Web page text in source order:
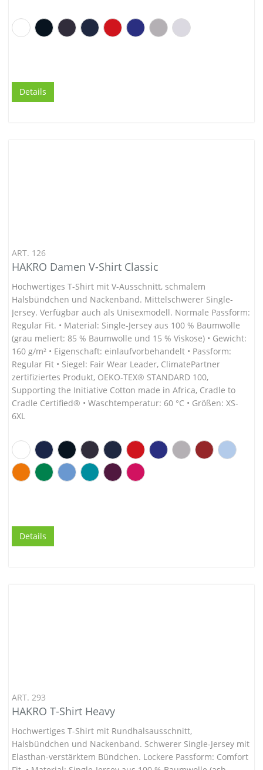
Details
ART. 126
HAKRO Damen V-Shirt Classic
Hochwertiges T-Shirt mit V-Ausschnitt, schmalem
Halsbündchen und Nackenband. Mittelschwerer Single-
Jersey. Verfügbar auch als Unisexmodell. Normale Passform:
Regular Fit. • Material: Single-Jersey aus 100 % Baumwolle
(grau meliert: 85 % Baumwolle und 15 % Viskose) • Gewicht:
160 g/m² • Eigenschaft: einlaufvorbehandelt • Passform:
Regular Fit • Siegel: Fair Wear Leader, ClimatePartner
zertifiziertes Produkt, OEKO-TEX® STANDARD 100,
Supporting the Initiative Cotton made in Africa, Cradle to
Cradle Certified® • Waschtemperatur: 60 °C • Größen: XS-
6XL
Details
ART. 293
HAKRO T-Shirt Heavy
Hochwertiges T-Shirt mit Rundhalsausschnitt,
Halsbündchen und Nackenband. Schwerer Single-Jersey mit
Elasthan-verstärktem Bündchen. Lockere Passform: Comfort